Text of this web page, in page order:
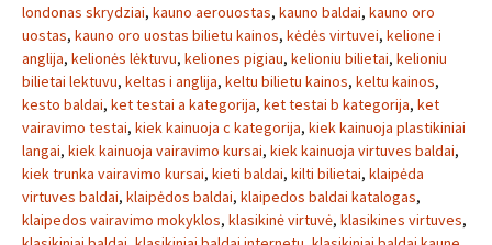
londonas skrydziai, kauno aerouostas, kauno baldai, kauno oro
uostas, kauno oro uostas bilietu kainos, kėdės virtuvei, kelione i
anglija, kelionės lėktuvu, keliones pigiau, kelioniu bilietai, kelioniu
bilietai lektuvu, keltas i anglija, keltu bilietu kainos, keltu kainos,
kesto baldai, ket testai a kategorija, ket testai b kategorija, ket
vairavimo testai, kiek kainuoja c kategorija, kiek kainuoja plastikiniai
langai, kiek kainuoja vairavimo kursai, kiek kainuoja virtuves baldai,
kiek trunka vairavimo kursai, kieti baldai, kilti bilietai, klaipėda
virtuves baldai, klaipėdos baldai, klaipedos baldai katalogas,
klaipedos vairavimo mokyklos, klasikinė virtuvė, klasikines virtuves,